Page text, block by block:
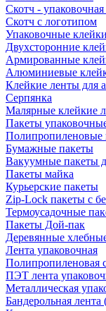
Скотч - упаковочная
Скотч с логотипом
Упаковочные
Двухсторонние
Армированные
Алюминиевые
Клейкие ленты для
Серпянка
Малярные клейкие
Пакеты
Полипропиленовые
Бумажные пакеты
Вакуумные пакеты
Пакеты майка
Курьерские пакеты
Zip-Lock пакеты с
Термоусадочные
Пакеты Дой-пак
Деревянные
Лента упаковочная
Полипропиленовая
ПЭТ лента
Металлическая
Бандерольная